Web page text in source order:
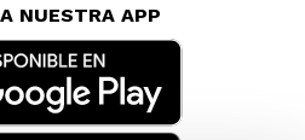
NUESTRA APP